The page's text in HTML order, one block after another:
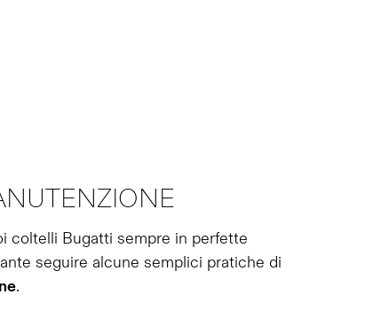
coltelli Bugatti sempre in perfette
seguire alcune semplici pratiche di
.